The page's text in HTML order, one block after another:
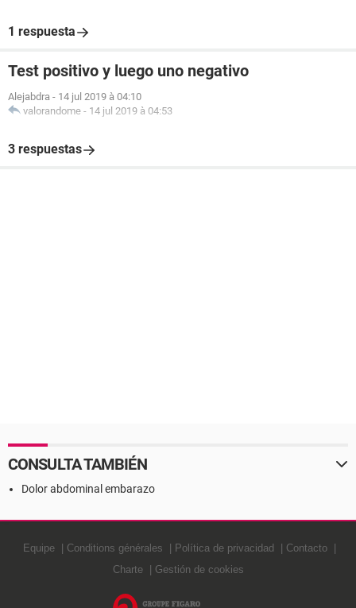
1 respuesta
Test positivo y luego uno negativo
Alejabdra - 14 jul 2019 à 04:10
valorandome - 14 jul 2019 à 04:53
3 respuestas
CONSULTA TAMBIÉN
Dolor abdominal embarazo
Equipe Conditions générales Política de privacidad
Contacto
Charte
Gestión de cookies